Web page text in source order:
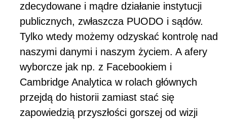
zdecydowane i mądre działanie instytucji
publicznych, zwłaszcza PUODO i sądów.
Tylko wtedy możemy odzyskać kontrolę nad
naszymi danymi i naszym życiem. A afery
wyborcze jak np. z Facebookiem i
Cambridge Analytica w rolach głównych
przejdą do historii zamiast stać się
zapowiedzią przyszłości gorszej od wizji